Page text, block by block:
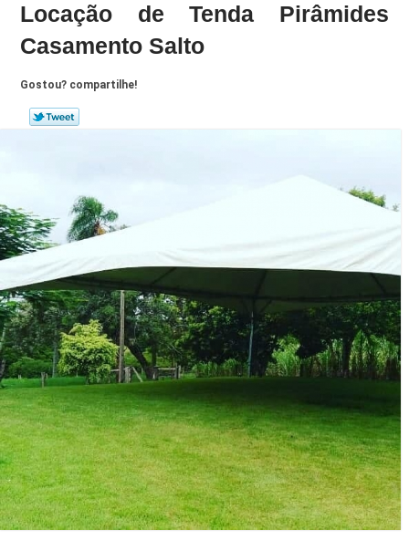
Locação de Tenda Pirâmides
Casamento Salto
Gostou? compartilhe!